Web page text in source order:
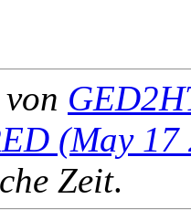
(May 17
Zeit.